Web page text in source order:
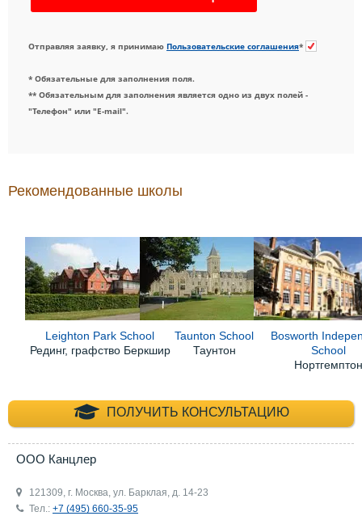
Отправляя заявку, я принимаю Пользовательские соглашения*
* Обязательные для заполнения поля.
** Обязательным для заполнения является одно из двух полей -
"Телефон" или "E-mail".
Рекомендованные школы
Leighton Park School
Рединг, графство Беркшир
Taunton School
Таунтон
Bosworth
School
Нортгемптон
ПОЛУЧИТЬ КОНСУЛЬТАЦИЮ
+7 (495) 660-35-
ООО Канцлер
121309, г. Москва, ул. Барклая, д. 14-23
Тел.: +7 (495) 660-35-95